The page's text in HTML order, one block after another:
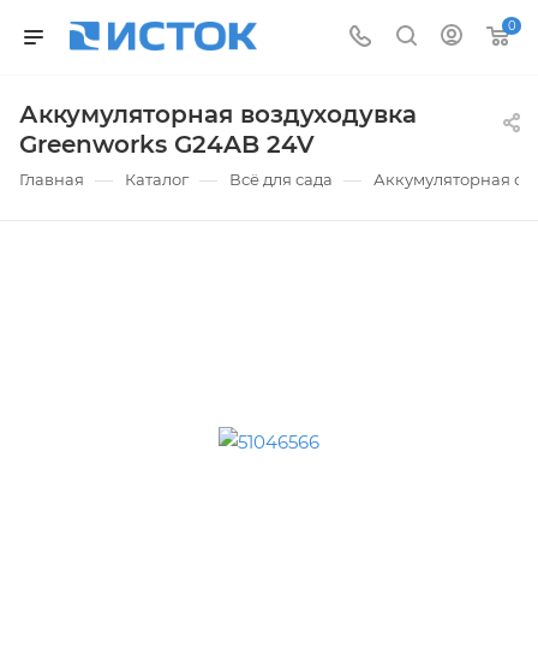
0
Аккумуляторная воздуходувка
Greenworks G24AB 24V
Главная — Каталог — Всё для сада — Аккумуляторная